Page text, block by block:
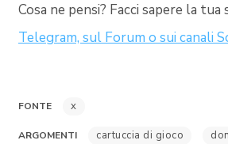
Cosa ne pensi? Facci sapere la
Telegram, sul Forum o sui canali
FONTE x
ARGOMENTI cartuccia di gioco